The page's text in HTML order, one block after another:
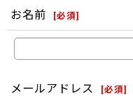
お名前 [必須]
メールアドレス [必須]